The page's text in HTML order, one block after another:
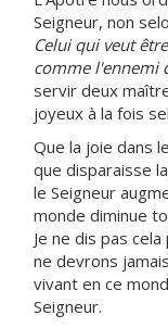
Seigneur, non
Celui qui veut
comme l'ennemi
servir deux
joyeux à la fois
Que la joie dans
que disparaisse
le Seigneur
monde diminue
Je ne dis pas
ne devrons
vivant en ce
Seigneur.